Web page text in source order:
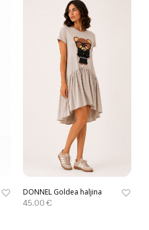
DONNEL Goldea haljina
45.00€